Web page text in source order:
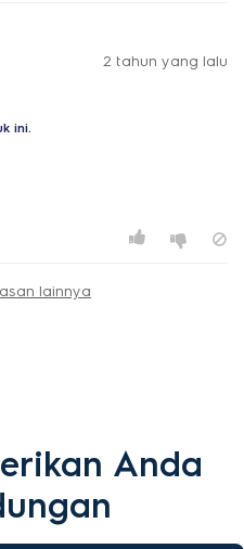
2 tahun yang lalu
ini.
lainnya
Anda